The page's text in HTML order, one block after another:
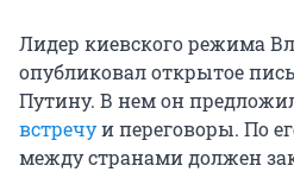
Лидер киевского режима
опубликовал открытое
Путину. В нем он
встречуи переговоры. По
между странами должен